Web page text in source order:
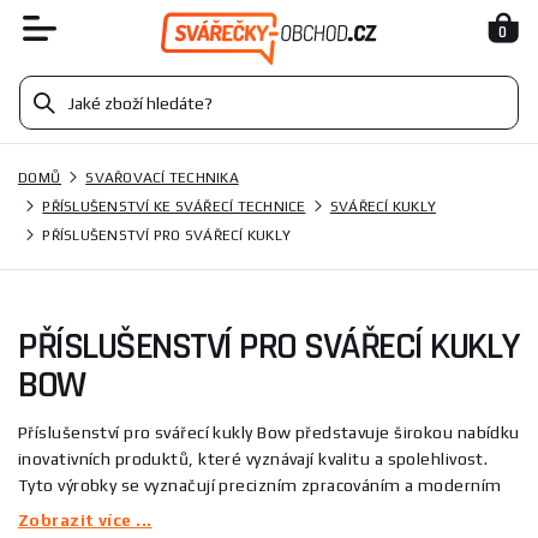
0
DOMŮ
SVAŘOVACÍ TECHNIKA
PŘÍSLUŠENSTVÍ KE SVÁŘECÍ TECHNICE
SVÁŘECÍ KUKLY
PŘÍSLUŠENSTVÍ PRO SVÁŘECÍ KUKLY
PŘÍSLUŠENSTVÍ PRO SVÁŘECÍ KUKLY
BOW
Příslušenství pro svářecí kukly Bow představuje širokou nabídku
inovativních produktů, které vyznávají kvalitu a spolehlivost.
Tyto výrobky se vyznačují precizním zpracováním a moderním
designem, což zajišťuje maximální komfort a bezpečnost
Zobrazit více ...